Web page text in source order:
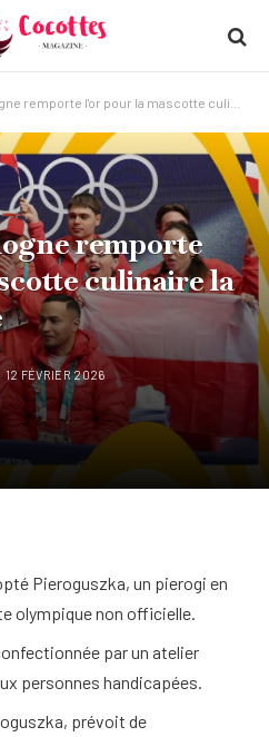
l'or pour la mascotte culinaire la plus mignonne
remporte
culinaire la
12 FÉVRIER 2026
Pieroguszka, un pierogi en
olympique non officielle.
par un atelier
personnes handicapées.
prévoit de